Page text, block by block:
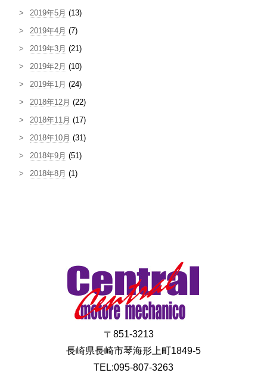
2019年5月 (13)
2019年4月 (7)
2019年3月 (21)
2019年2月 (10)
2019年1月 (24)
2018年12月 (22)
2018年11月 (17)
2018年10月 (31)
2018年9月 (51)
2018年8月 (1)
〒851-3213
長崎県長崎市琴海形上町1849-5
TEL:095-807-3263